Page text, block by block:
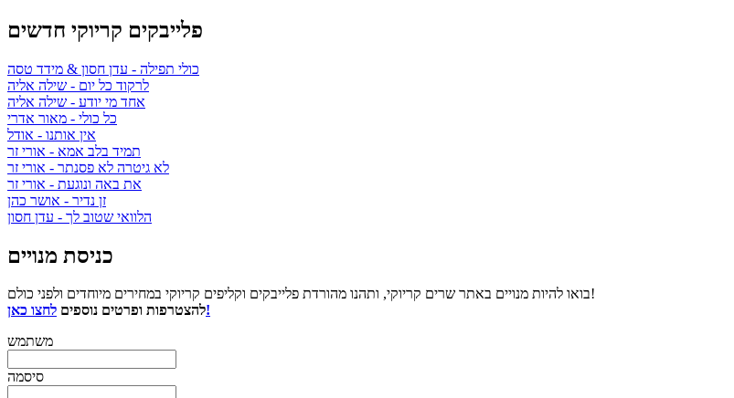
פלייבקים קריוקי חדשים
כולי תפילה - עדן חסון & מידד טסה
לרקוד כל יום - שילה אליה
אחד מי יודע - שילה אליה
כל כולי - מאור אדרי
אין אותנו - אודל
תמיד בלב אמא - אורי זר
לא גיטרה לא פסנתר - אורי זר
את באה ונוגעת - אורי זר
זן נדיר - אושר כהן
הלוואי שטוב לך - עדן חסון
כניסת מנויים
בואו להיות מנויים באתר שרים קריוקי, ותהנו מהורדת פלייבקים וקליפים קריוקי במחירים מיוחדים ולפני כולם!
להצטרפות ופרטים נוספיםלחצו כאן!
משתמש
סיסמה